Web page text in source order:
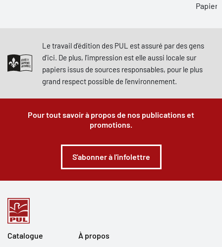
Papier
Le travail d'édition des PUL est assuré par des gens
d'ici. De plus, l'impression est elle aussi locale sur
papiers issus de sources responsables, pour le plus
grand respect possible de l'environnement.
Pour tout savoir à propos de nos publications et
promotions.
S'abonner à l'infolettre
Catalogue
À propos